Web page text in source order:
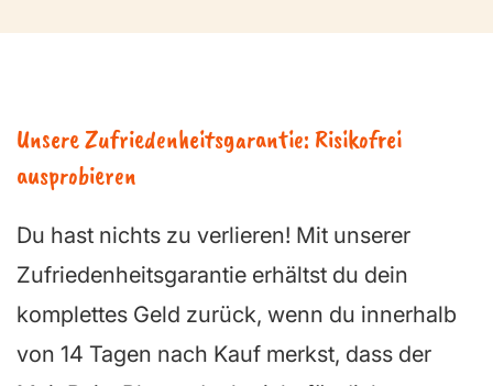
Unsere Zufriedenheitsgarantie: Risikofrei
ausprobieren
Du hast nichts zu verlieren! Mit unserer
Zufriedenheitsgarantie erhältst du dein
komplettes Geld zurück, wenn du innerhalb
von 14 Tagen nach Kauf merkst, dass der